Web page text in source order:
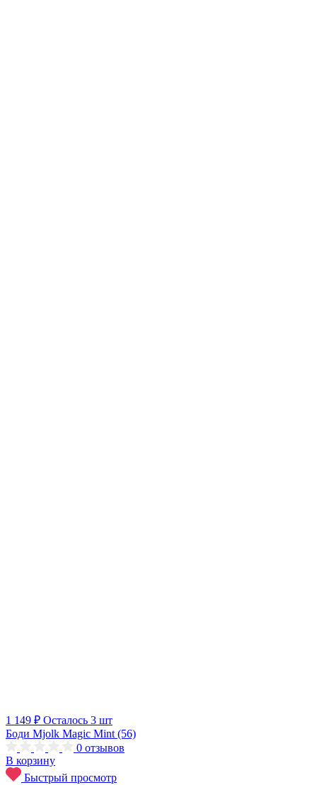
1 149 ₽ Осталось 3 шт
Боди Mjolk Magic Mint (56)
0 отзывов
В корзину
Быстрый просмотр